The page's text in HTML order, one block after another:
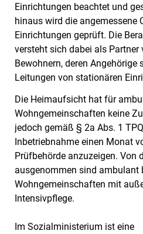
Einrichtungen beachtet und
hinaus wird die angemessene
Einrichtungen geprüft. Die
versteht sich dabei als Partner
Bewohnern, deren Angehörige
Leitungen von stationären
Die Heimaufsicht hat für
Wohngemeinschaften keine
jedoch gemäß § 2a Abs. 1
Inbetriebnahme einen Monat
Prüfbehörde anzuzeigen. Von
ausgenommen sind ambulant
Wohngemeinschaften mit
Intensivpflege.
Im Sozialministerium ist eine